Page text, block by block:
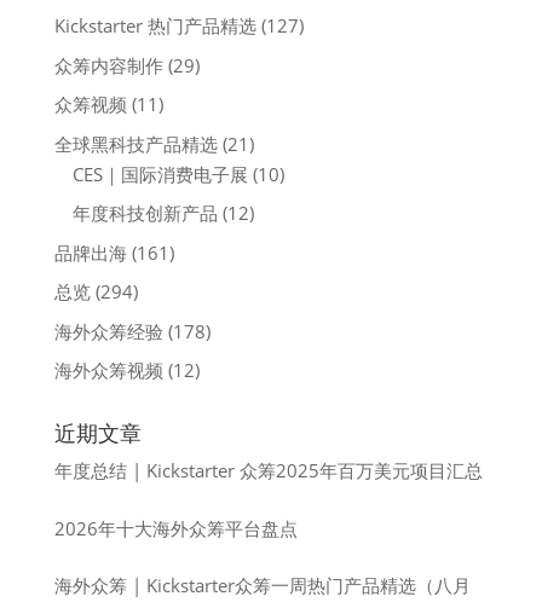
Kickstarter 热门产品精选(127)
众筹内容制作(29)
众筹视频 (11)
全球黑科技产品精选(21)
CES｜国际消费电子展 (10)
年度科技创新产品 (12)
品牌出海(161)
总览(294)
海外众筹经验 (178)
海外众筹视频 (12)
近期文章
年度总结 | Kickstarter 众筹2025年百万美元项目汇总
2026年十大海外众筹平台盘点
海外众筹 | Kickstarter众筹一周热门产品精选（八月